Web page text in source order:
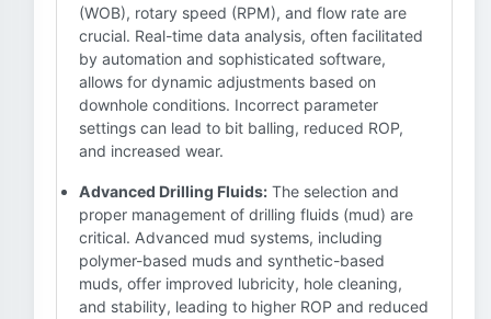
(WOB), rotary speed (RPM), and flow rate are
crucial. Real-time data analysis, often facilitated
by automation and sophisticated software,
allows for dynamic adjustments based on
downhole conditions. Incorrect parameter
settings can lead to bit balling, reduced ROP,
and increased wear.
Advanced Drilling Fluids: The selection and
proper management of drilling fluids (mud) are
critical. Advanced mud systems, including
polymer-based muds and synthetic-based
muds, offer improved lubricity, hole cleaning,
and stability, leading to higher ROP and reduced